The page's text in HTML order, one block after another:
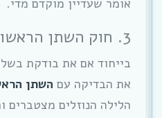
אומר שעדיין מוקדם מדי.
3. חוק השתן הראשון
בייחוד אם את בודקת
את הבדיקה עם השתן
הלילה הנוזלים מצטברים